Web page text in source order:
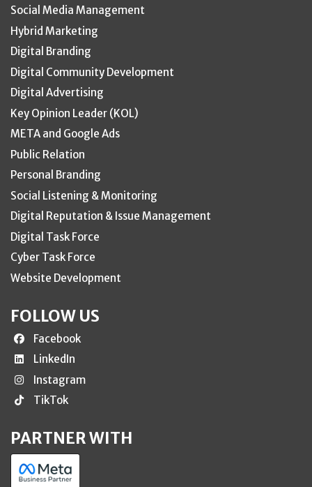
Social Media Management
Hybrid Marketing
Digital Branding
Digital Community Development
Digital Advertising
Key Opinion Leader (KOL)
META and Google Ads
Public Relation
Personal Branding
Social Listening & Monitoring
Digital Reputation & Issue Management
Digital Task Force
Cyber Task Force
Website Development
FOLLOW US
Facebook
LinkedIn
Instagram
TikTok
PARTNER WITH